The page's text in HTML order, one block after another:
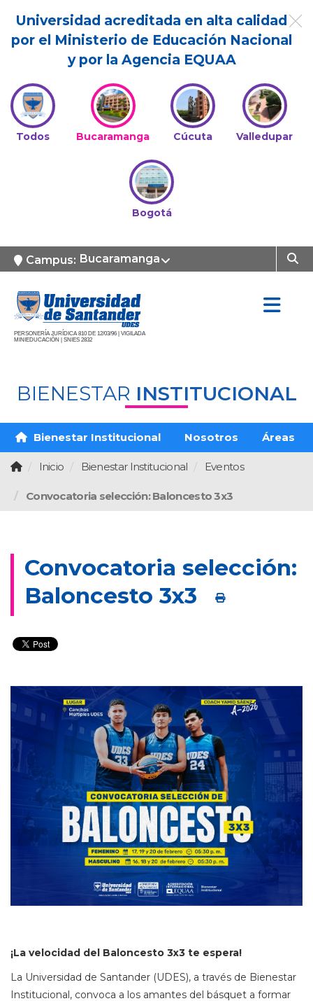
Universidad acreditada en alta calidad
por el Ministerio de Educación Nacional
y por la Agencia EQUAA
Todos Bucaramanga Cúcuta Valledupar
Bogotá
Campus: Bucaramanga
PERSONERÍA JURÍDICA 810 DE 12/03/96 | VIGILADA
MINIEDUCACIÓN | SNIES 2832
BIENESTAR INSTITUCIONAL
Bienestar Institucional Nosotros Áreas
Inicio Bienestar Institucional Eventos
Convocatoria selección: Baloncesto 3x3
Convocatoria selección:
Baloncesto 3x3
¡La velocidad del Baloncesto 3x3 te espera!
La Universidad de Santander (UDES), a través de Bienestar
Institucional, convoca a los amantes del básquet a formar